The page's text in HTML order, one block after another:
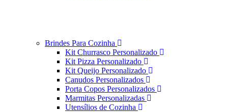
Brindes Para Cozinha
Kit Churrasco Personalizado
Kit Pizza Personalizado
Kit Queijo Personalizado
Canudos Personalizados
Porta Copos Personalizados
Marmitas Personalizadas
Utensílios de Cozinha